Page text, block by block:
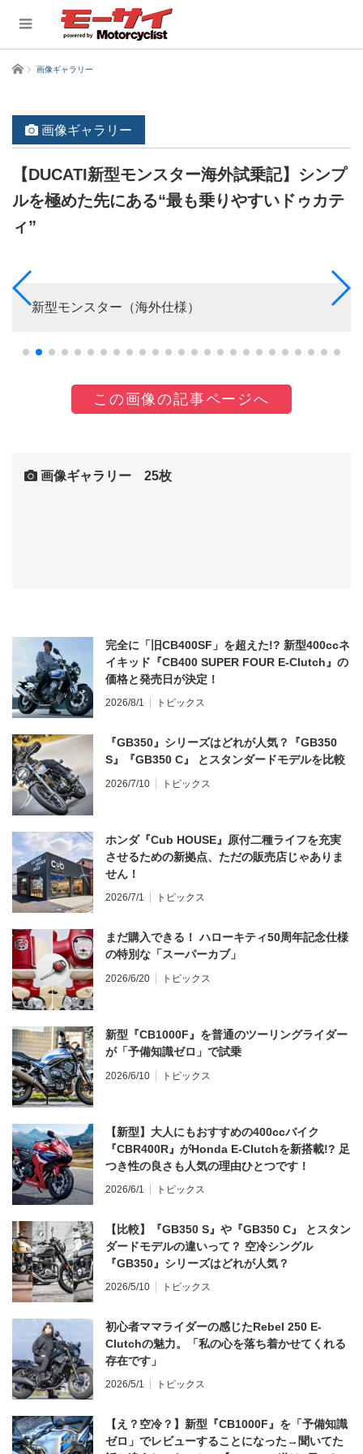
ホーム 画像ギャラリー
画像ギャラリー
【DUCATI新型モンスター海外試乗記】シンプ
ルを極めた先にある“最も乗りやすいドゥカテ
ィ”
新型モンスター（海外仕様）
この画像の記事ページへ
画像ギャラリー 25枚
完全に「旧CB400SF」を超えた!? 新型400ccネ
イキッド『CB400 SUPER FOUR E-Clutch』の
価格と発売日が決定！
2026/8/1 トピックス
『GB350』シリーズはどれが人気？『GB350
S』『GB350 C』 とスタンダードモデルを比較
2026/7/10 トピックス
ホンダ『Cub HOUSE』原付二種ライフを充実
させるための新拠点、ただの販売店じゃありま
せん！
2026/7/1 トピックス
まだ購入できる！ ハローキティ50周年記念仕様
の特別な「スーパーカブ」
2026/6/20 トピックス
新型『CB1000F』を普通のツーリングライダー
が「予備知識ゼロ」で試乗
2026/6/10 トピックス
【新型】大人にもおすすめの400ccバイク
『CBR400R』がHonda E-Clutchを新搭載!? 足
つき性の良さも人気の理由ひとつです！
2026/6/1 トピックス
【比較】『GB350 S』や『GB350 C』 とスタン
ダードモデルの違いって？ 空冷シングル
『GB350』シリーズはどれが人気？
2026/5/10 トピックス
初心者ママライダーの感じたRebel 250 E-
Clutchの魅力。「私の心を落ち着かせてくれる
存在です」
2026/5/1 トピックス
【え？空冷？】新型『CB1000F』を「予備知識
ゼロ」でレビューすることになった→聞いてた